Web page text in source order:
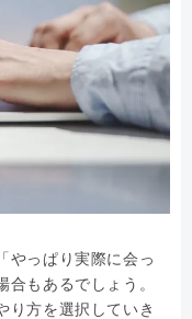
やっぱり実際に会っ
もあるでしょう。
り方を選択していき